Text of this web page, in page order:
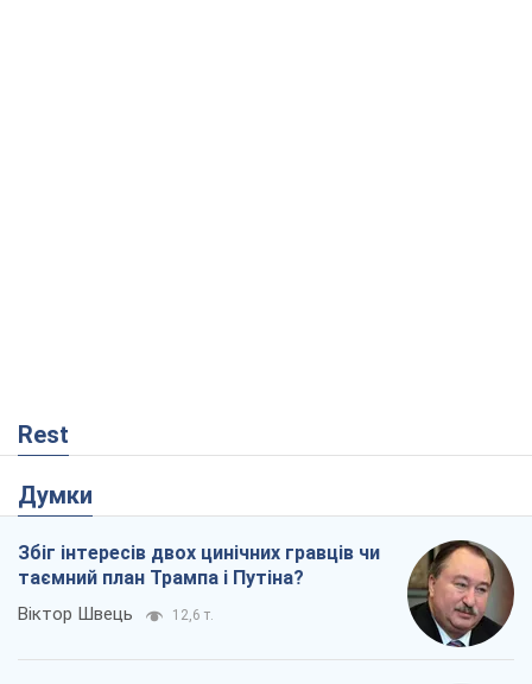
Rest
Думки
Збіг інтересів двох цинічних гравців чи
таємний план Трампа і Путіна?
Віктор Швець 12,6 т.